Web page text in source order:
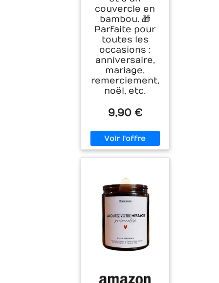
couvercle en
bambou. 🎁
Parfaite pour
toutes les
occasions :
anniversaire,
mariage,
remerciement,
noël, etc.
9,90 €